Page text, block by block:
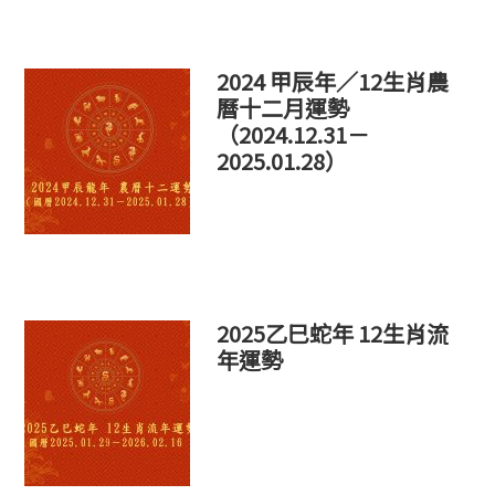
2024 甲辰年／12生肖農
曆十二月運勢
（2024.12.31－
2025.01.28）
2025乙巳蛇年 12生肖流
年運勢